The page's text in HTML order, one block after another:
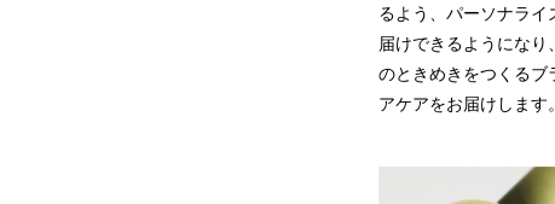
るよう、パーソナライ
届けできるようにな
のときめきをつくるブ
アケアをお届けします。